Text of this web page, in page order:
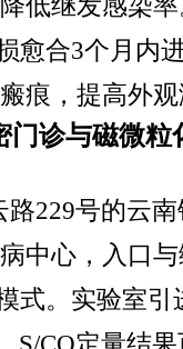
低继发感染
愈合3个月内
痕，提高外
门诊与磁微粒
229号的云
中心，入口
式。实验室引